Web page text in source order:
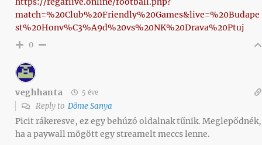
match=%20Club%20Friendly%20Games&live=%20Budape
st%20Honv%C3%A9d%20vs%20NK%20Drava%20Ptuj
0
veghhanta 5 éve
Reply to Döme Sanya
Picit rákeresve, ez egy behúzó oldalnak tűnik. Meglepődnék,
ha a paywall mögött egy streamelt meccs lenne.